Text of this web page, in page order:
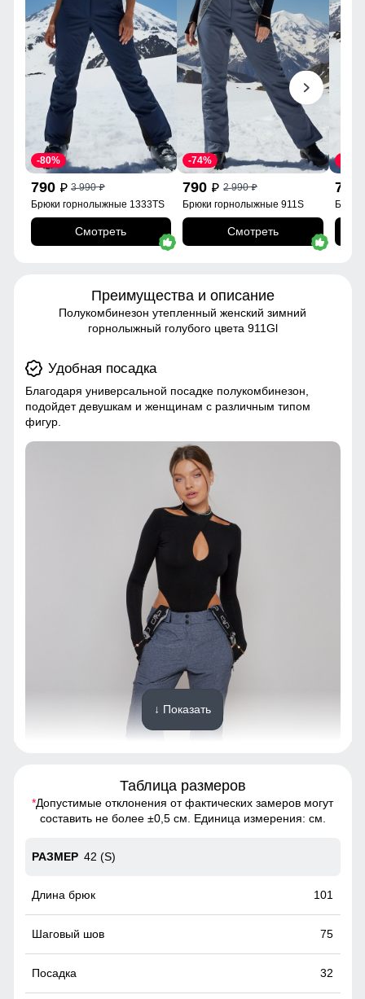
790 p 3 990p
-80%
Брюки горнолыжные 1333TS
Смотреть
790 p 2 990p
-74%
Брюки горнолыжные 911S
Смотреть
790
Преимущества и описание
Полукомбинезон утепленный женский зимний
горнолыжный голубого цвета 911Gl
Удобная посадка
Благодаря универсальной посадке полукомбинезон,
подойдет девушкам и женщинам с различным типом
фигур.
Благодаря универсальной посадке полукомбинезон,
подойдет девушкам и женщинам с различным типом
TW - сетка Air Mesh
необходимости. Полукомбинезон легко превратится в
удобные брюки.
↓ Показать
Таблица размеров
*Допустимые отклонения от фактических замеров могут
составить не более ±0,5 см. Единица измерения: см.
42 (S)
101
75
32